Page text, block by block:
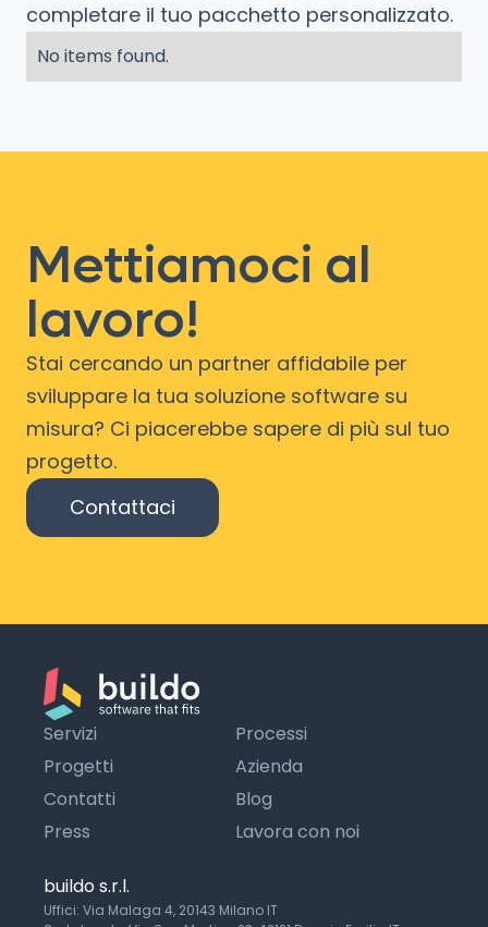
completare il tuo pacchetto personalizzato.
No items found.
Mettiamoci al
lavoro!
Stai cercando un partner affidabile per
sviluppare la tua soluzione software su
misura? Ci piacerebbe sapere di più sul tuo
progetto.
Contattaci
Servizi
Processi
Progetti
Azienda
Contatti
Blog
Press
Lavora con noi
buildo s.r.l.
Uffici: Via Malaga 4, 20143 Milano IT